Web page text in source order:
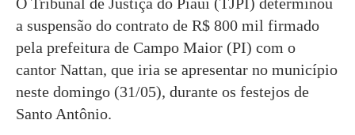
O Tribunal de Justiça do Piauí (TJPI) determinou
a suspensão do contrato de R$ 800 mil firmado
pela prefeitura de Campo Maior (PI) com o
cantor Nattan, que iria se apresentar no município
neste domingo (31/05), durante os festejos de
Santo Antônio.